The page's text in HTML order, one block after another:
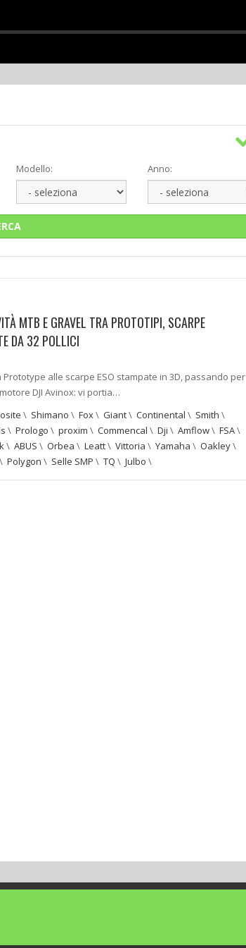
Modello: Anno:
MTB E GRAVEL TRA PROTOTIPI, SCARPE
DA 32 POLLICI
alle scarpe ESO stampate in 3D, passando per
DJI Avinox: vi portia…
\ Shimano \ Fox\ Giant\ Continental \ Smith \
\ Prologo \ proxim \ Commencal \ Dji \ Amflow\ FSA\
\ ABUS \ Orbea \ Leatt\ Vittoria \ Yamaha \ Oakley\
\ Polygon \ Selle SMP \ TQ \ Julbo \